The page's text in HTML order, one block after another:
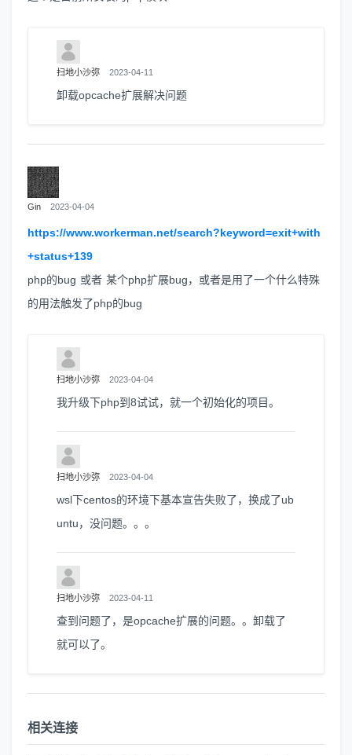
扫地小沙弥 2023-04-11
卸载opcache扩展解决问题
Gin 2023-04-04
https://www.workerman.net/search?keyword=exit+with
+status+139
php的bug 或者 某个php扩展bug，或者是用了一个什么特殊
的用法触发了php的bug
扫地小沙弥 2023-04-04
我升级下php到8试试，就一个初始化的项目。
扫地小沙弥 2023-04-04
wsl下centos的环境下基本宣告失败了，换成了ub
untu，没问题。。。
扫地小沙弥 2023-04-11
查到问题了，是opcache扩展的问题。。卸载了
就可以了。
相关连接